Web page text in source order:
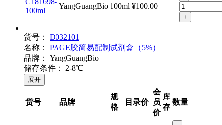
C181698-
100ml
YangGuangBio 100ml ¥100.00
+
货号：
D032101
名称：
PAGE胶简易配制试剂盒（5%）
品牌：
YangGuangBio
储存条件：
2-8℃
展开
货号 品牌
规
格
目录价
会
员
价
库
存
数量